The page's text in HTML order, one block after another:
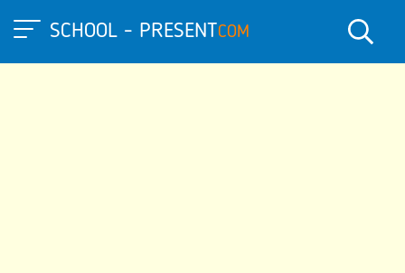
SCHOOL - PRESENTCOM